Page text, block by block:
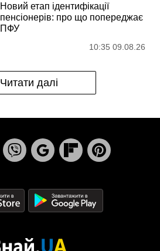
Новий етап ідентифікації
пенсіонерів: про що попереджає
ПФУ
10:35 09.08.26
Читати далі